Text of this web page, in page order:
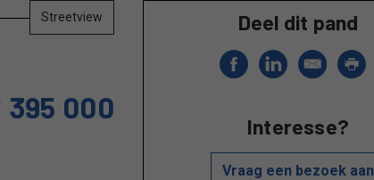
395 000
Streetview Deel dit pand
Interesse?
Vraag een bezoek aan